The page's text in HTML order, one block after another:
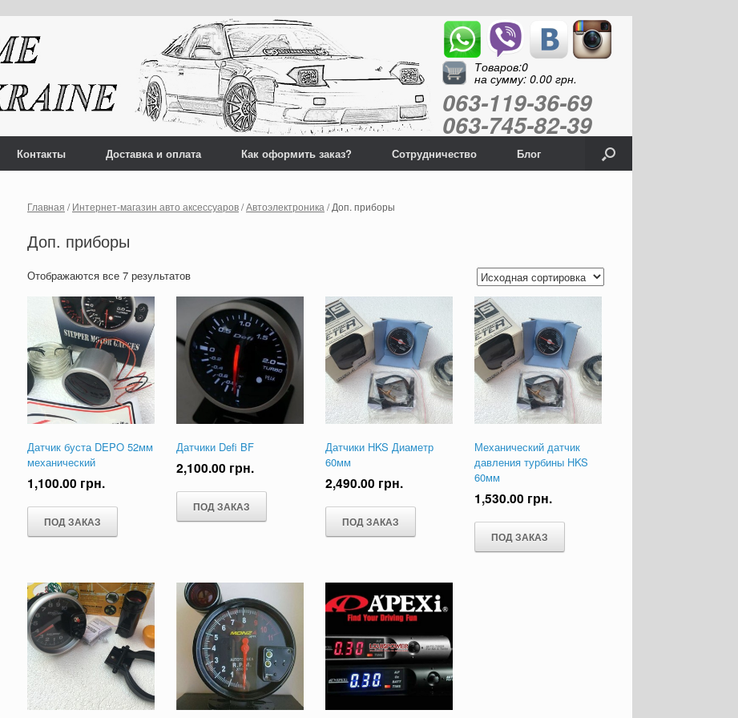
Товаров:0
на сумму:0.00грн.
063-119-36-69
063-745-82-39
Контакты Доставка и оплата Как оформить заказ? Сотрудничество Блог
Главная /Интернет-магазин авто аксессуаров/Автоэлектроника / Доп. приборы
Доп. приборы
Отображаются все 7 результатов
Датчик буста DEPO 52мм
механический
1,100.00 грн.
ПОД ЗАКАЗ
Датчики Defi BF
2,100.00 грн.
ПОД ЗАКАЗ
Датчики HKS Диаметр
60мм
2,490.00 грн.
ПОД ЗАКАЗ
Механический датчик
давления турбины HKS
60мм
1,530.00 грн.
ПОД ЗАКАЗ